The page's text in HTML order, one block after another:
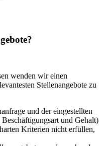
wenden wir einen
Stellenangebote zu
und der eingestellten
und Gehalt)
Kriterien nicht erfüllen,